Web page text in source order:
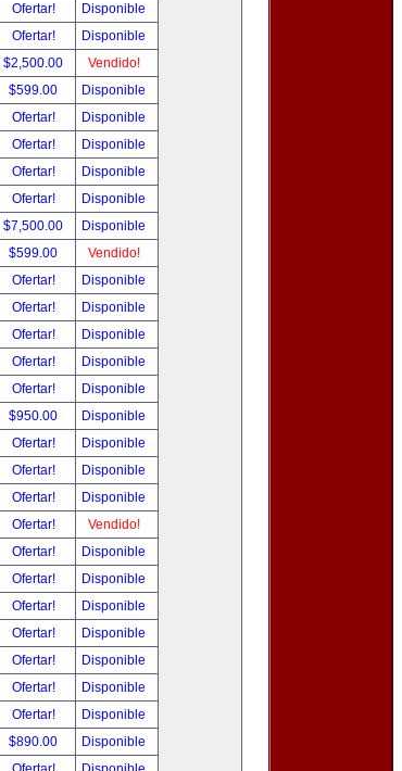
Ofertar!
Disponible
Ofertar!
Disponible
$2,500.00
Vendido!
$599.00
Disponible
Ofertar!
Disponible
Ofertar!
Disponible
Ofertar!
Disponible
Ofertar!
Disponible
$7,500.00
Disponible
$599.00
Vendido!
Ofertar!
Disponible
Ofertar!
Disponible
Ofertar!
Disponible
Ofertar!
Disponible
Ofertar!
Disponible
$950.00
Disponible
Ofertar!
Disponible
Ofertar!
Disponible
Ofertar!
Disponible
Ofertar!
Vendido!
Ofertar!
Disponible
Ofertar!
Disponible
Ofertar!
Disponible
Ofertar!
Disponible
Ofertar!
Disponible
Ofertar!
Disponible
Ofertar!
Disponible
$890.00
Disponible